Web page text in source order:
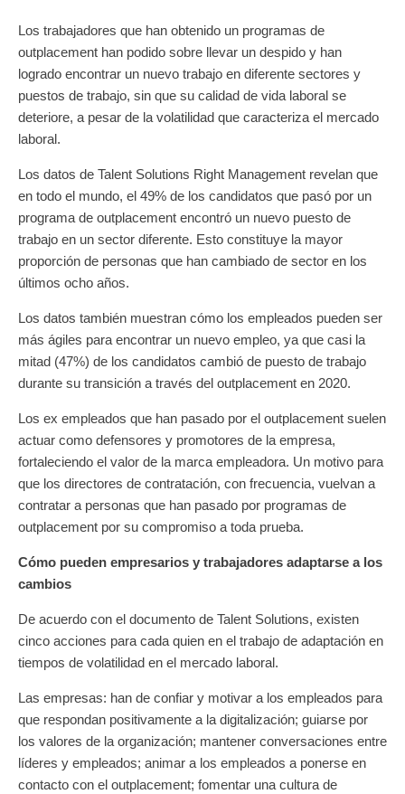
Los trabajadores que han obtenido un programas de
outplacement han podido sobre llevar un despido y han
logrado encontrar un nuevo trabajo en diferente sectores y
puestos de trabajo, sin que su calidad de vida laboral se
deteriore, a pesar de la volatilidad que caracteriza el mercado
laboral.
Los datos de Talent Solutions Right Management revelan que
en todo el mundo, el 49% de los candidatos que pasó por un
programa de outplacement encontró un nuevo puesto de
trabajo en un sector diferente. Esto constituye la mayor
proporción de personas que han cambiado de sector en los
últimos ocho años.
Los datos también muestran cómo los empleados pueden ser
más ágiles para encontrar un nuevo empleo, ya que casi la
mitad (47%) de los candidatos cambió de puesto de trabajo
durante su transición a través del outplacement en 2020.
Los ex empleados que han pasado por el outplacement suelen
actuar como defensores y promotores de la empresa,
fortaleciendo el valor de la marca empleadora. Un motivo para
que los directores de contratación, con frecuencia, vuelvan a
contratar a personas que han pasado por programas de
outplacement por su compromiso a toda prueba.
Cómo pueden empresarios y trabajadores adaptarse a los
cambios
De acuerdo con el documento de Talent Solutions, existen
cinco acciones para cada quien en el trabajo de adaptación en
tiempos de volatilidad en el mercado laboral.
Las empresas: han de confiar y motivar a los empleados para
que respondan positivamente a la digitalización; guiarse por
los valores de la organización; mantener conversaciones entre
líderes y empleados; animar a los empleados a ponerse en
contacto con el outplacement; fomentar una cultura de